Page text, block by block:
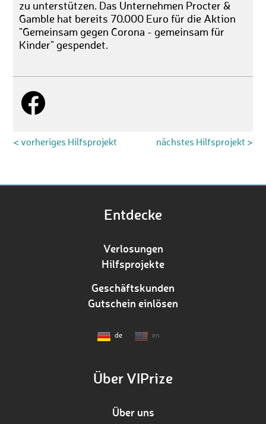
zu unterstützen. Das Unternehmen Procter &
Gamble hat bereits 70.000 Euro für die Aktion
"Gemeinsam gegen Corona - gemeinsam für
Kinder" gespendet.
< vorheriges Hilfsprojekt nächstes Hilfsprojekt >
Entdecke
Verlosungen
Hilfsprojekte
Geschäftskunden
Gutschein einlösen
de en
Über VIPrize
Über uns